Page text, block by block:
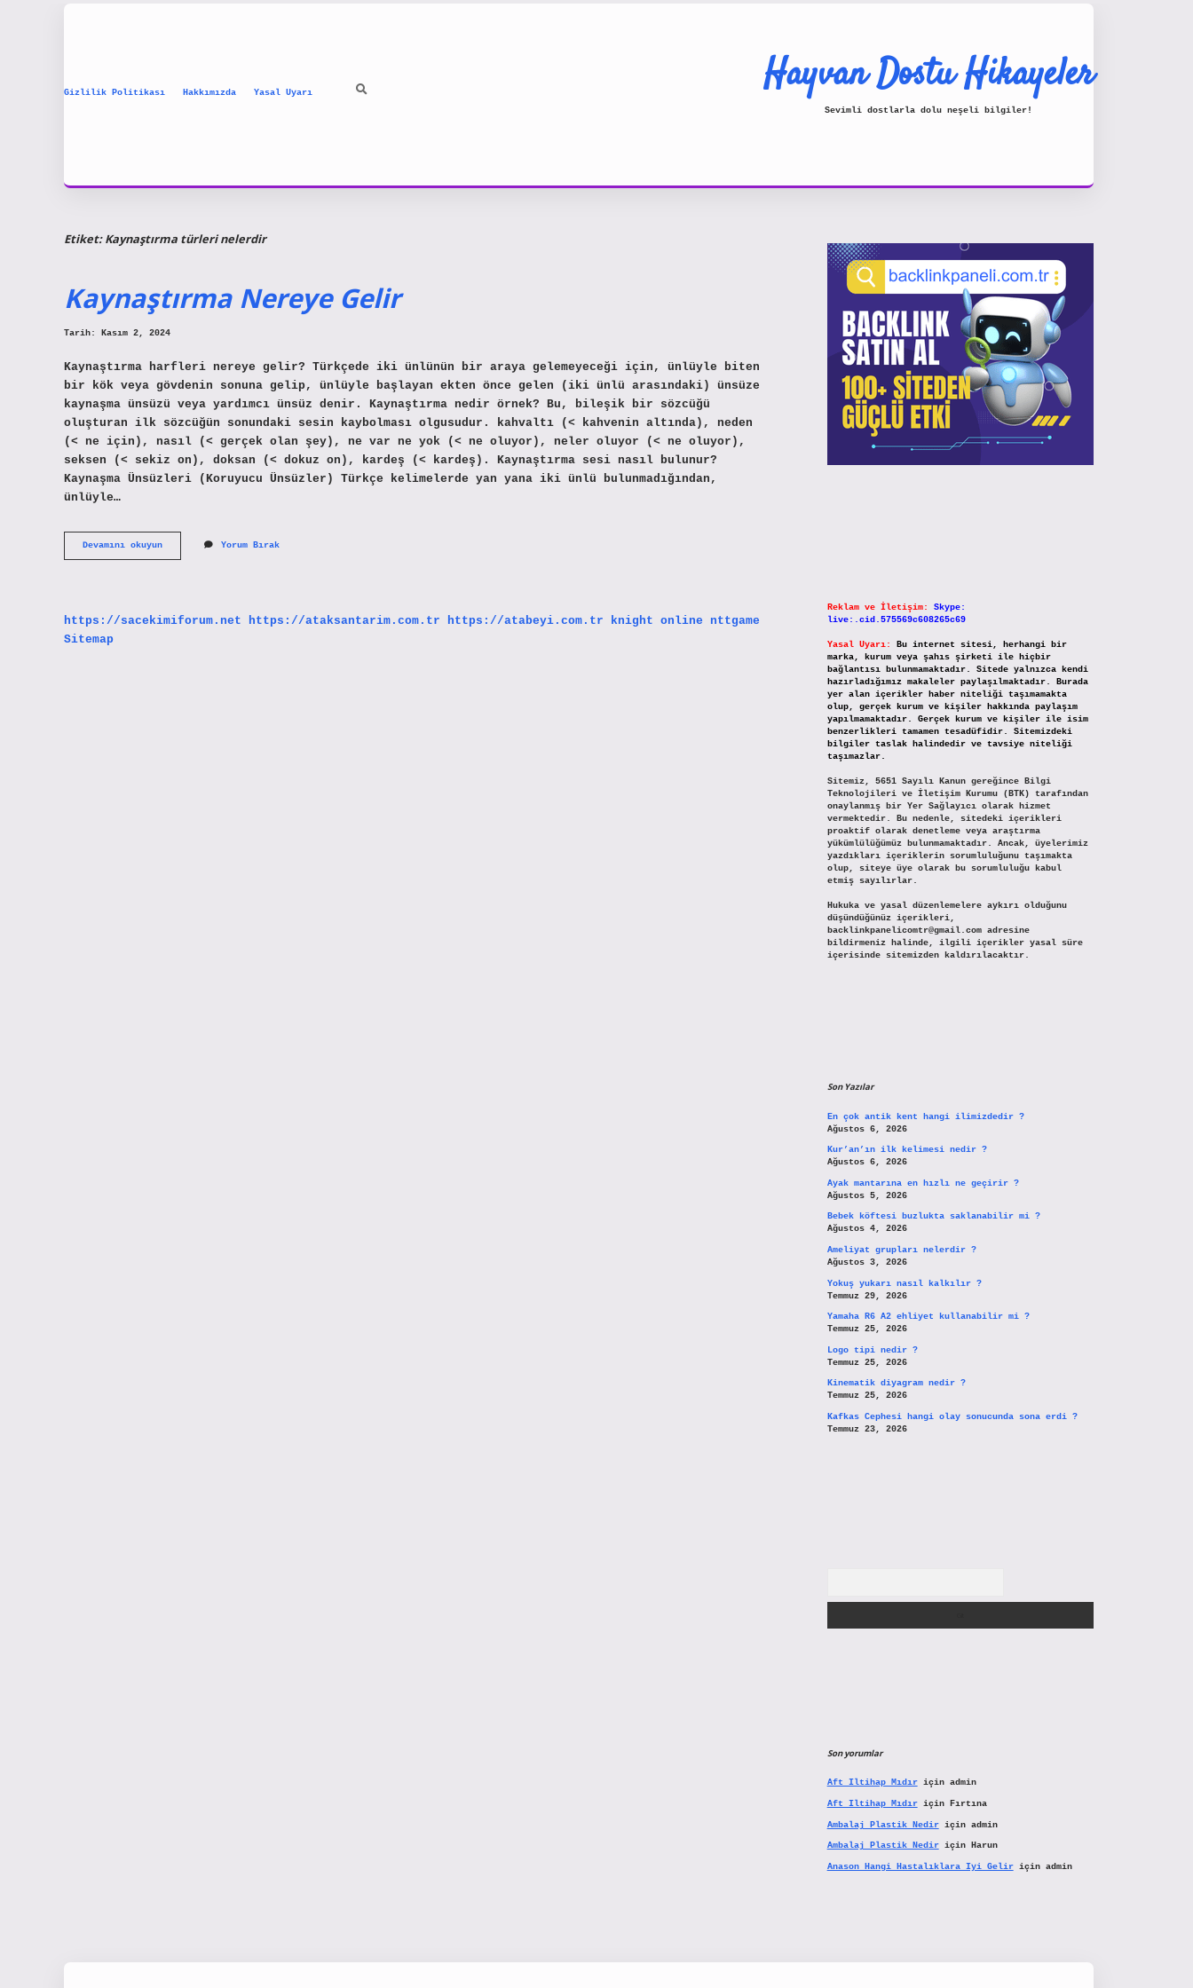
Gizlilik Politikası Hakkımızda Yasal Uyarı Hayvan Dostu Hikayeler
Sevimli dostlarla dolu neşeli bilgiler!
Etiket:Kaynaştırma türleri nelerdir
Kaynaştırma Nereye Gelir
Tarih: Kasım 2, 2024
Kaynaştırma harfleri nereye gelir? Türkçede iki ünlünün bir araya gelemeyeceği için, ünlüyle biten
bir kök veya gövdenin sonuna gelip, ünlüyle başlayan ekten önce gelen (iki ünlü arasındaki) ünsüze
kaynaşma ünsüzü veya yardımcı ünsüz denir. Kaynaştırma nedir örnek? Bu, bileşik bir sözcüğü
oluşturan ilk sözcüğün sonundaki sesin kaybolması olgusudur. kahvaltı (< kahvenin altında), neden
(< ne için), nasıl (< gerçek olan şey), ne var ne yok (< ne oluyor), neler oluyor (< ne oluyor),
seksen (< sekiz on), doksan (< dokuz on), kardeş (< kardeş). Kaynaştırma sesi nasıl bulunur?
Kaynaşma Ünsüzleri (Koruyucu Ünsüzler) Türkçe kelimelerde yan yana iki ünlü bulunmadığından,
ünlüyle…
Devamını okuyunKaynaştırma
Nereye
Yorum Bırak
https://sacekimiforum.net https://ataksantarim.com.tr https://atabeyi.com.tr knight online nttgame
Sitemap
Reklam ve İletişim:
Skype:
live:.cid.575569c608265c69
Yasal Uyarı:
Bu internet sitesi, herhangi bir
marka, kurum veya şahıs şirketi ile hiçbir
bağlantısı bulunmamaktadır. Sitede yalnızca kendi
hazırladığımız makaleler paylaşılmaktadır. Burada
yer alan içerikler haber niteliği taşımamakta
olup, gerçek kurum ve kişiler hakkında paylaşım
yapılmamaktadır. Gerçek kurum ve kişiler ile isim
benzerlikleri tamamen tesadüfidir. Sitemizdeki
bilgiler taslak halindedir ve tavsiye niteliği
taşımazlar.
Sitemiz, 5651 Sayılı Kanun gereğince Bilgi
Teknolojileri ve İletişim Kurumu (BTK) tarafından
onaylanmış bir Yer Sağlayıcı olarak hizmet
vermektedir. Bu nedenle, sitedeki içerikleri
proaktif olarak denetleme veya araştırma
yükümlülüğümüz bulunmamaktadır. Ancak, üyelerimiz
yazdıkları içeriklerin sorumluluğunu taşımakta
olup, siteye üye olarak bu sorumluluğu kabul
etmiş sayılırlar.
Hukuka ve yasal düzenlemelere aykırı olduğunu
düşündüğünüz içerikleri,
backlinkpanelicomtr@gmail.comadresine
bildirmeniz halinde, ilgili içerikler yasal süre
içerisinde sitemizden kaldırılacaktır.
Son Yazılar
En çok antik kent hangi ilimizdedir ?
Ağustos 6, 2026
Kur’an’ın ilk kelimesi nedir ?
Ağustos 6, 2026
Ayak mantarına en hızlı ne geçirir ?
Ağustos 5, 2026
Bebek köftesi buzlukta saklanabilir mi ?
Ağustos 4, 2026
Ameliyat grupları nelerdir ?
Ağustos 3, 2026
Yokuş yukarı nasıl kalkılır ?
Temmuz 29, 2026
Yamaha R6 A2 ehliyet kullanabilir mi ?
Temmuz 25, 2026
Logo tipi nedir ?
Temmuz 25, 2026
Kinematik diyagram nedir ?
Temmuz 25, 2026
Kafkas Cephesi hangi olay sonucunda sona erdi ?
Temmuz 23, 2026
Son yorumlar
Aft Iltihap Mıdıriçin admin
Aft Iltihap Mıdıriçin Fırtına
Ambalaj Plastik Nediriçin admin
Ambalaj Plastik Nediriçin Harun
Anason Hangi Hastalıklara Iyi Geliriçin admin